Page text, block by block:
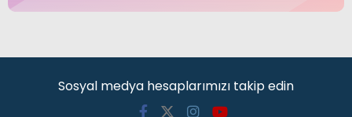
Sosyal medya hesaplarımızı takip edin